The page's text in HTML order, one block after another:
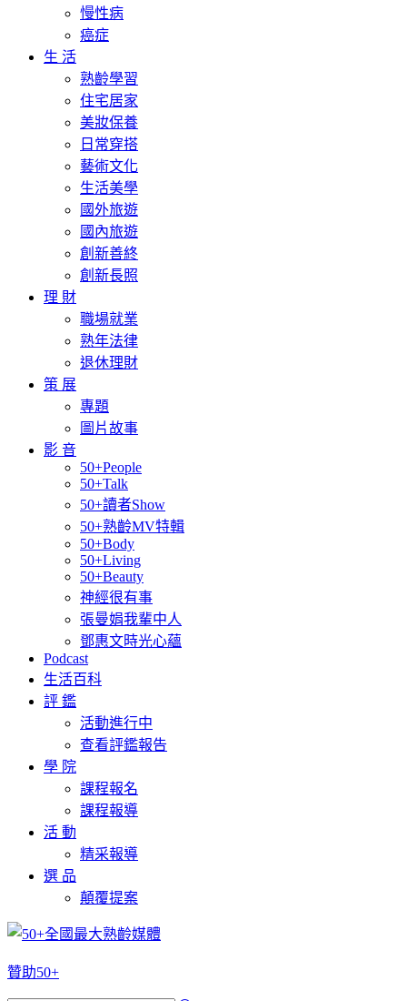
慢性病
癌症
生 活
熟齡學習
住宅居家
美妝保養
日常穿搭
藝術文化
生活美學
國外旅遊
國內旅遊
創新善終
創新長照
理 財
職場就業
熟年法律
退休理財
策 展
專題
圖片故事
影 音
50+People
50+Talk
50+讀者Show
50+熟齡MV特輯
50+Body
50+Living
50+Beauty
神經很有事
張曼娟我輩中人
鄧惠文時光心蘊
Podcast
生活百科
評 鑑
活動進行中
查看評鑑報告
學 院
課程報名
課程報導
活 動
精采報導
選 品
顛覆提案
贊助50+